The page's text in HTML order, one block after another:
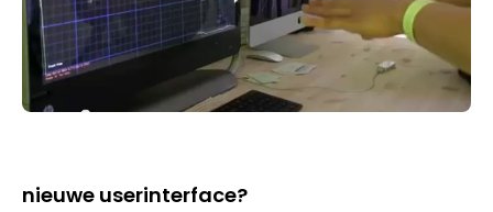
nieuwe userinterface?